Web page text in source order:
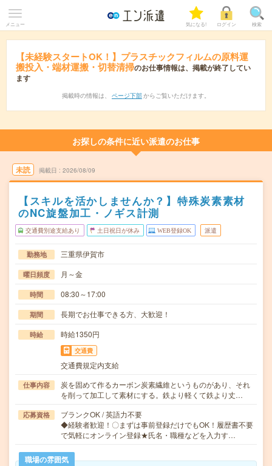
メニュー 気になる! ログイン 検索
【未経験スタートOK！】プラスチックフィルムの原料運
搬投入・端材運搬・切替清掃のお仕事情報は、掲載が終了してい
ます
掲載時の情報は、 ページ下部 からご覧いただけます。
お探しの条件に近い派遣のお仕事
未読 掲載日 2026/08/09
【スキルを活かしませんか？】特殊炭素素材
のNC旋盤加工・ノギス計測
交通費別途支給あり 土日祝日が休み WEB登録OK 派遣
勤務地 三重県伊賀市
曜日頻度 月～金
時間 08:30～17:00
期間 長期でお仕事できる方、大歓迎！
時給 時給1350円
交通費
交通費規定内支給
仕事内容
炭を固めて作るカーボン炭素繊維というものがあり、それ
を削って加工して素材にする。鉄より軽くて鉄より丈…
応募資格
ブランクOK / 英語力不要
◆経験者歓迎！〇まずは事前登録だけでもOK！履歴書不要
で気軽にオンライン登録★氏名・職種などを入力す…
職場の雰囲気